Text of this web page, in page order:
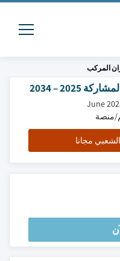
المركب
– 2034
مجانا